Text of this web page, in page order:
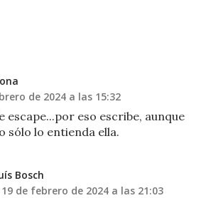
de 2024 a las 15:32
escape...por eso escribe, aunque
sólo lo entienda ella.
Bosch
19 de febrero de 2024 a las 21:03